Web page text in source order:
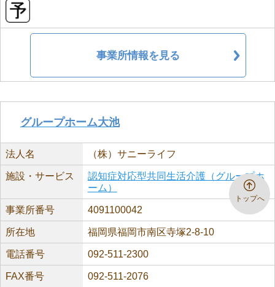
事業所情報を見る
グループホーム大池
法人名 （株）サニーライフ
施設・サービス
認知症対応型共同生活介護（グループホ
ーム）
事業所番号 4091100042
所在地 福岡県福岡市南区寺塚2-8-10
電話番号 092-511-2300
FAX番号 092-511-2076
トップへ